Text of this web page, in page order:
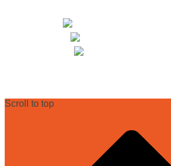
Scroll to top